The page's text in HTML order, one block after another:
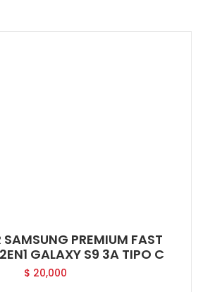
PREMIUM FAST
GALAXY S9 3A TIPO C
$ 20,000